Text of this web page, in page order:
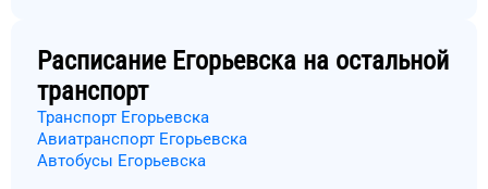
Расписание Егорьевска на остальной
транспорт
Транспорт Егорьевска
Авиатранспорт Егорьевска
Автобусы Егорьевска